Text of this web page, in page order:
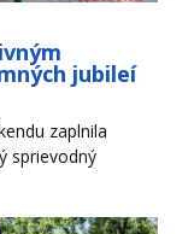
jubileí
zaplnila
sprievodný